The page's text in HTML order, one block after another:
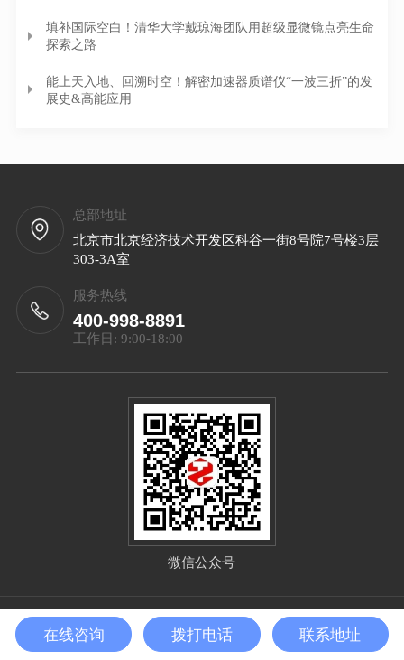
填补国际空白！清华大学戴琼海团队用超级显微镜点亮生命
探索之路
能上天入地、回溯时空！解密加速器质谱仪“一波三折”的发
展史&高能应用
总部地址
北京市北京经济技术开发区科谷一街8号院7号楼3层
303-3A室
服务热线
400-998-8891
工作日: 9:00-18:00
微信公众号
Copyright©2025 北京泰智技术发展有限公司 All Right
Reserved
备案号： 京ICP备2025132656号-1 sitemap.xml
在线咨询 拨打电话 联系地址